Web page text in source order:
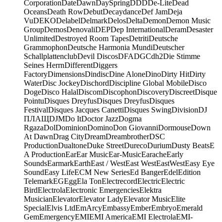
CorporationDateDawnDaySpringDDDDe-LiteDead
OceansDeath RowDebutDecaydanceDef JamDeja
VuDEKODelabelDelmarkDelosDeltaDemonDemon Music
GroupDemosDenovaliDEPDep InternationalDeramDesaster
UnlimitedDestroyed Room TapesDetritiDeutsche
GrammophonDeutsche Harmonia MundiDeutscher
SchallplattenclubDevil DiscosDFADGCdh2Die Stimme
Seines HerrnDifferentDiggers
FactoryDimensionsDindiscDine AloneDinoDirty HitDirty
WaterDisc JockeyDischordDiscipline Global MobileDisco
DogeDisco HalalDiscomDiscophonDiscoveryDiscreetDisque
PointuDisques DreyfusDisques DreyfusDisques
FestivalDisques Jacques CanettiDisques SwingDivisionDJ
ПЛАЩDJMDo ItDoctor JazzDogma
RgazaDolDominionDominoDon GiovanniDormouseDown
At DawnDrag CityDreamDreambrotherDSC
ProductionDualtoneDuke StreetDurecoDuriumDusty BeatsE
A ProductionEarEar MusicEar-MusicEaracheEarly
SoundsEarmarkEarthEast / WestEast WestEastWestEasy Eye
SoundEasy LifeECM New SeriesEd BangerEdelEdition
TelemarkEGEggEla TonElectrecordElectricElectric
BirdElectrolaElectronic EmergenciesElektra
MusicianElevatorElevator LadyElevator MusicElite
SpecialElvis LtdEmArcyEmbassyEmberEmbryoEmerald
GemEmergencyEMIEMI AmericaEMI ElectrolaEMI-